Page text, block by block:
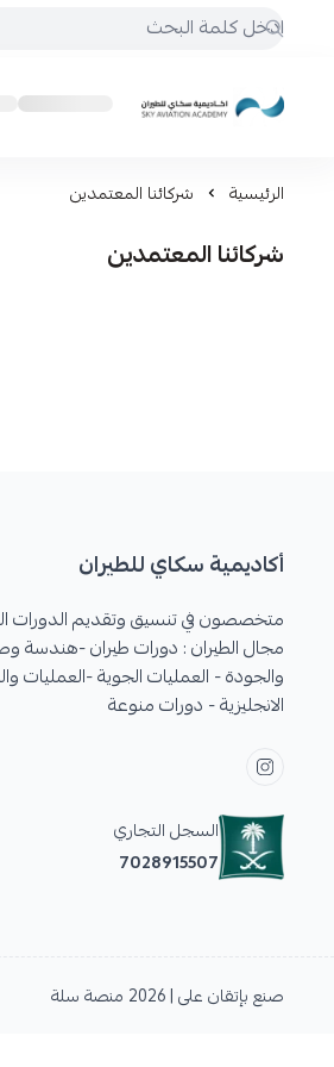
أكاديمية سكاي للطيران
الرئيسية شركائنا المعتمدين
شركائنا المعتمدين
أكاديمية سكاي للطيران
متخصصون في تنسيق وتقديم الدورات
مجال الطيران : دورات طيران -هندسة
والجودة - العمليات الجوية -العمليات
الانجليزية - دورات منوعة
السجل التجاري
7028915507
صنع بإتقان على | 2026 منصة سلة